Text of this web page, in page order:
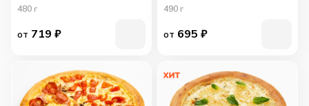
480 г
от 719 ₽
490 г
от 695 ₽